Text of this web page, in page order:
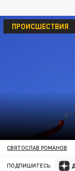
ПРОИСШЕСТВИЯ
СВЯТОСЛАВ РОМАНОВ
ПОДПИШИТЕСЬ: